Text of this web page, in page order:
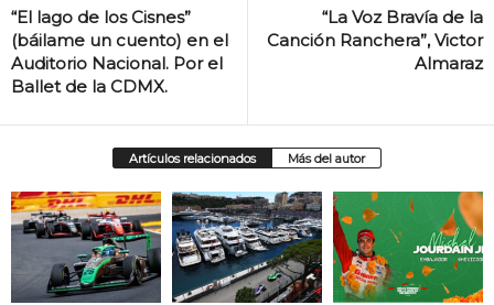
“El lago de los Cisnes”
(báilame un cuento) en el
Auditorio Nacional. Por el
Ballet de la CDMX.
“La Voz Bravía de la
Canción Ranchera”, Victor
Almaraz
Artículos relacionados Más del autor